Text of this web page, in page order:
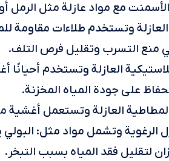
مع مواد عازلة مثل الرمل
وتستخدم طلاءات مقاومة
منع التسرب وتقليل فرص التلف.
العازلة وتستخدم
على جودة المياه المخزنة.
العازلة وتستعمل أغشية
الرغوية وتشمل مواد مثل:
لتقليل فقد المياه بسبب التبخر.